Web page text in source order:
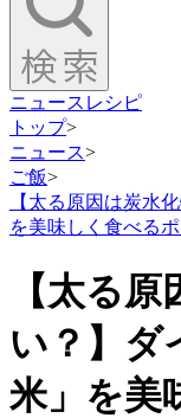
ニュース レシピ
トップ>
ニュース>
ご飯>
【太る原因は炭水
を美味しく食べる
【太る
い？】ダ
米」を美